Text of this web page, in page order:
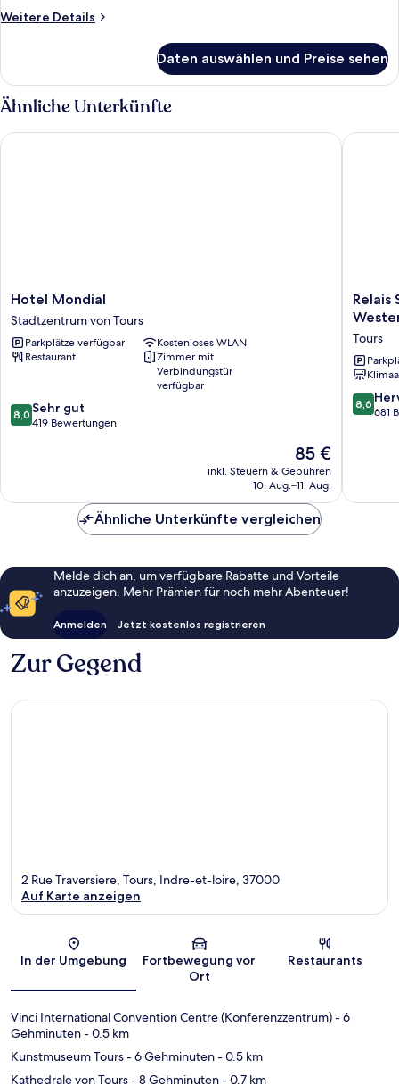
Weitere Details
Weitere
STANDARD
Daten auswählen und Preise sehen
Ähnliche Unterkünfte
Hotel
Mondial
Stadtzentrum
von
Tours
Hotel Mondial
Stadtzentrum von Tours
Parkplätze verfügbar
Kostenloses WLAN
Restaurant
Zimmer mit
Verbindungstür
verfügbar
8.0
von
Bewertungen
8,0 Sehr gut
419 Bewertungen
Der
Preis
beträgt
85 €
inkl. Steuern & Gebühren
10. Aug.–11. Aug.
Hotel Mondial
Relais
St
Sure
Hotel
by
Best
Relais
Tours
8.6
von
8,6
681
Relais
Ähnliche Unterkünfte vergleichen
Melde dich an, um verfügbare Rabatte und Vorteile
anzuzeigen. Mehr Prämien für noch mehr Abenteuer!
Anmelden Jetzt kostenlos registrieren
Zur Gegend
Karte
2 Rue Traversiere, Tours, Indre-et-loire, 37000
Auf Karte anzeigen
In der Umgebung
Fortbewegung vor
Ort
Restaurants
Vinci International Convention Centre (Konferenzzentrum)- 6
Gehminuten- 0.5 km
Kunstmuseum Tours- 6 Gehminuten- 0.5 km
Kathedrale von Tours- 8 Gehminuten- 0.7 km